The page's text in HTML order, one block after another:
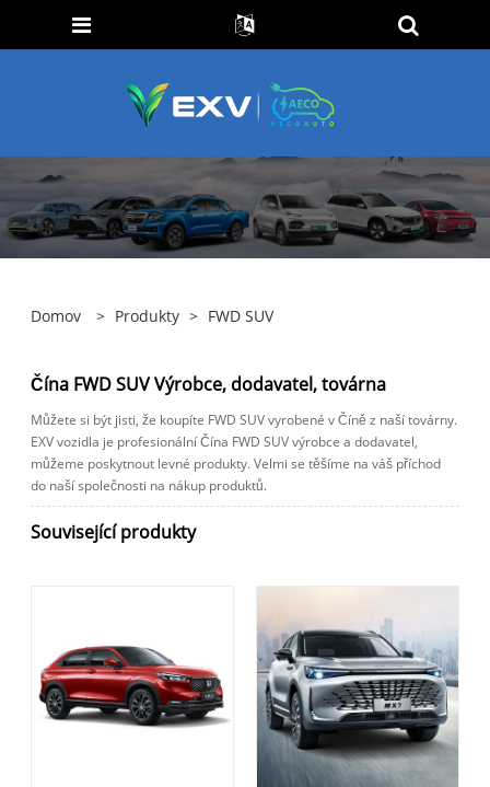
Domov > Produkty > FWD SUV
Čína FWD SUV Výrobce, dodavatel, továrna
Můžete si být jisti, že koupíte FWD SUV vyrobené v Číně z naší továrny.
EXV vozidla je profesionální Čína FWD SUV výrobce a dodavatel,
můžeme poskytnout levné produkty. Velmi se těšíme na váš příchod
do naší společnosti na nákup produktů.
Související produkty